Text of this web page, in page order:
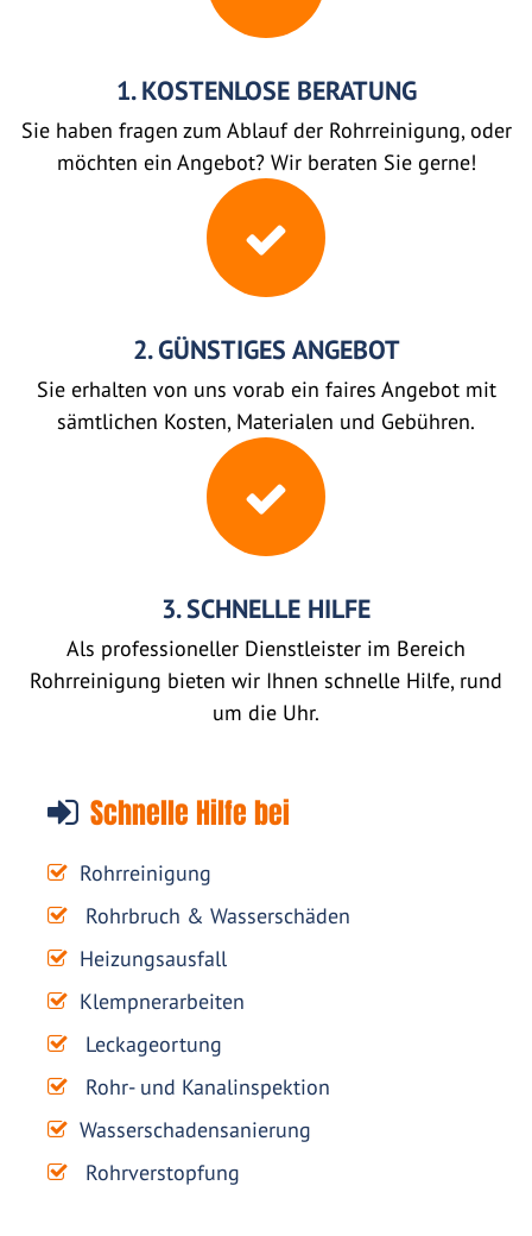
1. KOSTENLOSE BERATUNG
Sie haben fragen zum Ablauf der Rohrreinigung, oder
möchten ein Angebot? Wir beraten Sie gerne!
2. GÜNSTIGES ANGEBOT
Sie erhalten von uns vorab ein faires Angebot mit
sämtlichen Kosten, Materialen und Gebühren.
3. SCHNELLE HILFE
Als professioneller Dienstleister im Bereich
Rohrreinigung bieten wir Ihnen schnelle Hilfe, rund
um die Uhr.
Schnelle Hilfe bei
Rohrreinigung
Rohrbruch & Wasserschäden
Heizungsausfall
Klempnerarbeiten
Leckageortung
Rohr- und Kanalinspektion
Wasserschadensanierung
Rohrverstopfung